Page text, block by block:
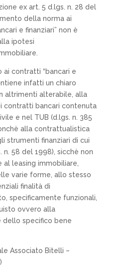
ex art. 5 d.lgs. n. 28 del
della norma ai
e finanziari” non è
ipotesi
ai contratti “bancari e
infatti un chiaro
altrimenti alterabile, alla
contratti bancari contenuta
e nel TUB (d.lgs. n. 385
alla contrattualistica
strumenti finanziari di cui
n. 58 del 1998), sicchè non
al leasing immobiliare,
varie forme, allo stesso
finalità di
specificamente funzionali,
ovvero alla
dello specifico bene
Associato Bitelli –